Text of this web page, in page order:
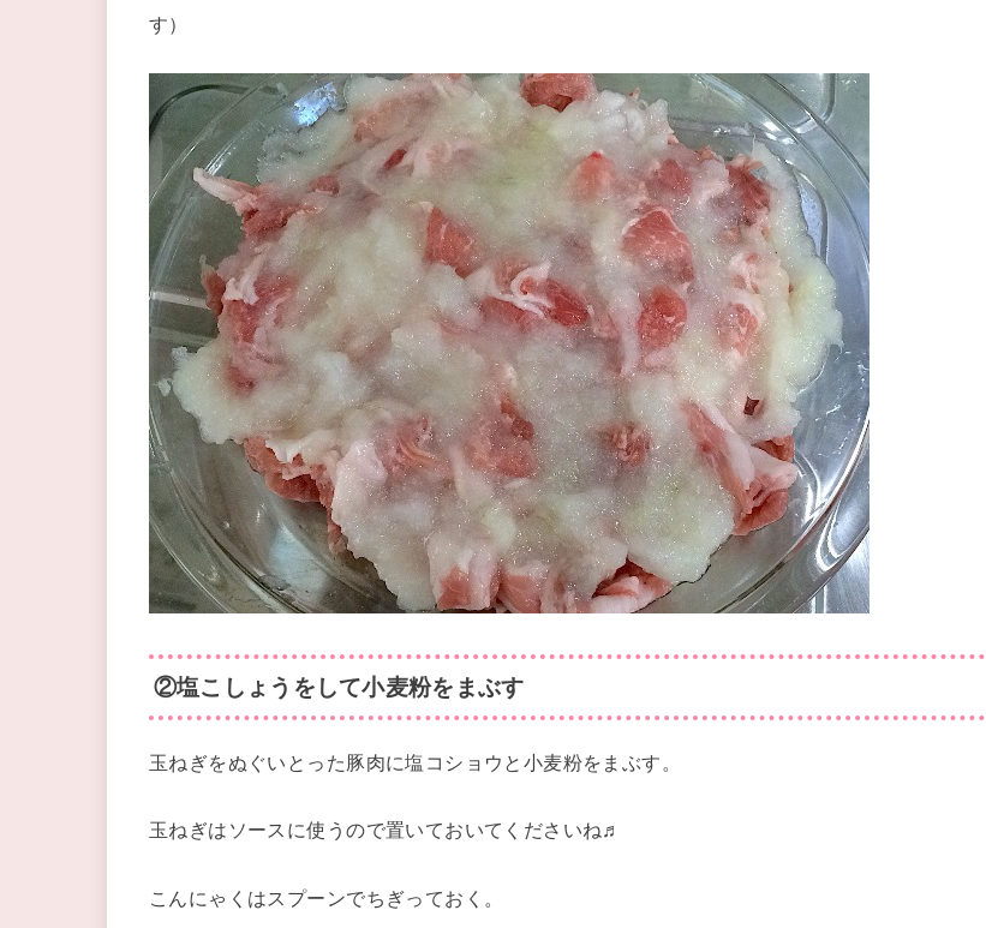
す）
②塩こしょうをして小麦粉をまぶす
玉ねぎをぬぐいとった豚肉に塩コショウと小麦粉をまぶす。
玉ねぎはソースに使うので置いておいてくださいね♬
こんにゃくはスプーンでちぎっておく。